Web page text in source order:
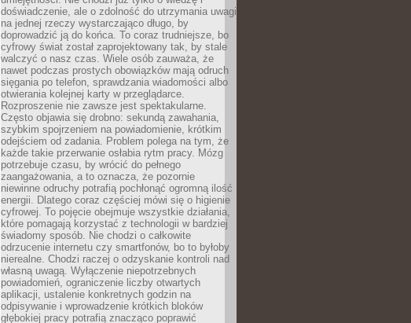
doświadczenie, ale o zdolność do utrzymania uwagi
na jednej rzeczy wystarczająco długo, by
doprowadzić ją do końca. To coraz trudniejsze, bo
cyfrowy świat został zaprojektowany tak, by stale
walczyć o nasz czas. Wiele osób zauważa, że
nawet podczas prostych obowiązków mają odruch
sięgania po telefon, sprawdzania wiadomości albo
otwierania kolejnej karty w przeglądarce.
Rozproszenie nie zawsze jest spektakularne.
Często objawia się drobno: sekundą zawahania,
szybkim spojrzeniem na powiadomienie, krótkim
odejściem od zadania. Problem polega na tym, że
każde takie przerwanie osłabia rytm pracy. Mózg
potrzebuje czasu, by wrócić do pełnego
zaangażowania, a to oznacza, że pozornie
niewinne odruchy potrafią pochłonąć ogromną ilość
energii. Dlatego coraz częściej mówi się o higienie
cyfrowej. To pojęcie obejmuje wszystkie działania,
które pomagają korzystać z technologii w bardziej
świadomy sposób. Nie chodzi o całkowite
odrzucenie internetu czy smartfonów, bo to byłoby
nierealne. Chodzi raczej o odzyskanie kontroli nad
własną uwagą. Wyłączenie niepotrzebnych
powiadomień, ograniczenie liczby otwartych
aplikacji, ustalenie konkretnych godzin na
odpisywanie i wprowadzenie krótkich bloków
głębokiej pracy potrafią znacząco poprawić